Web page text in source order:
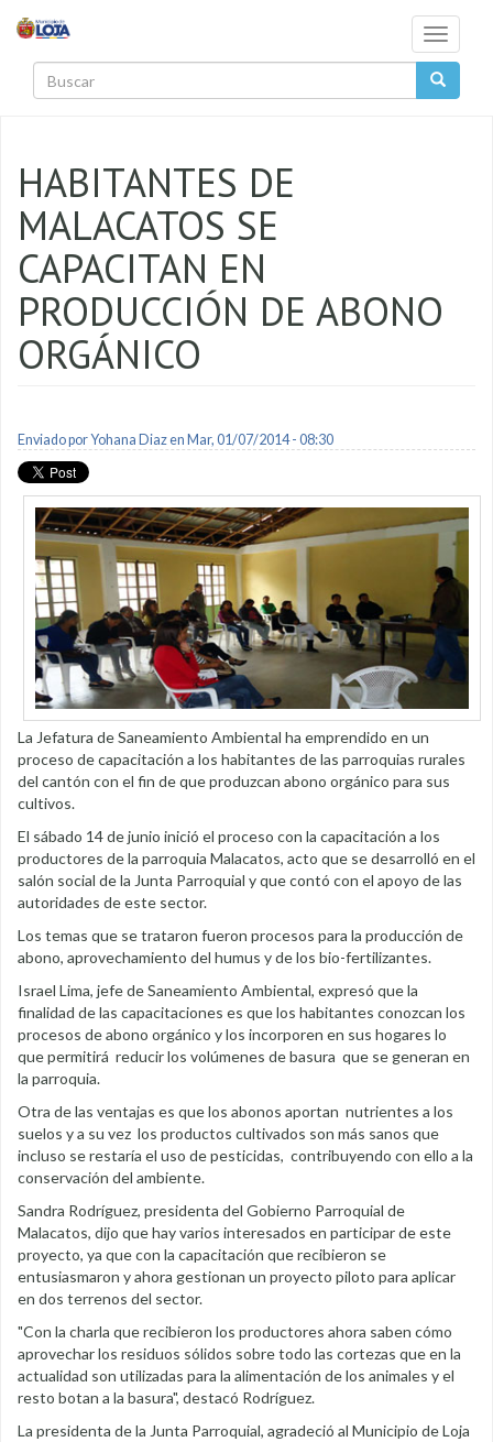
Toggle
HABITANTES DE
MALACATOS SE
CAPACITAN EN
PRODUCCIÓN DE ABONO
ORGÁNICO
Enviado porYohana Diazen Mar, 01/07/2014 - 08:30
La Jefatura de Saneamiento Ambiental ha emprendido en un
proceso de capacitación a los habitantes de las parroquias rurales
del cantón con el fin de que produzcan abono orgánico para sus
cultivos.
El sábado 14 de junio inició el proceso con la capacitación a los
productores de la parroquia Malacatos, acto que se desarrolló en el
salón social de la Junta Parroquial y que contó con el apoyo de las
autoridades de este sector.
Los temas que se trataron fueron procesos para la producción de
abono, aprovechamiento del humus y de los bio-fertilizantes.
Israel Lima, jefe de Saneamiento Ambiental, expresó que la
finalidad de las capacitaciones es que los habitantes conozcan los
procesos de abono orgánico y los incorporen en sus hogares lo
que permitirá reducir los volúmenes de basura que se generan en
la parroquia.
Otra de las ventajas es que los abonos aportan nutrientes a los
suelos y a su vez los productos cultivados son más sanos que
incluso se restaría el uso de pesticidas, contribuyendo con ello a la
conservación del ambiente.
Sandra Rodríguez, presidenta del Gobierno Parroquial de
Malacatos, dijo que hay varios interesados en participar de este
proyecto, ya que con la capacitación que recibieron se
entusiasmaron y ahora gestionan un proyecto piloto para aplicar
en dos terrenos del sector.
"Con la charla que recibieron los productores ahora saben cómo
aprovechar los residuos sólidos sobre todo las cortezas que en la
actualidad son utilizadas para la alimentación de los animales y el
resto botan a la basura", destacó Rodríguez.
La presidenta de la Junta Parroquial, agradeció al Municipio de Loja